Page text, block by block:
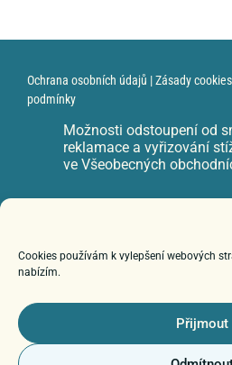
Cookies používám k vylepšení webových
nabízím.
Přijmout
Ochrana osobních údajů |Zásady cookies
podmínky
Možnosti odstoupení od
reklamace a vyřizování
ve Všeobecných
© 2026 Poznáváme